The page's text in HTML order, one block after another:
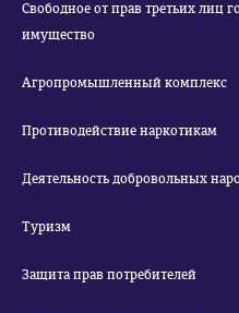
Свободное от прав третьих лиц
имущество
Агропромышленный комплекс
Противодействие наркотикам
Деятельность добровольных
Туризм
Защита прав потребителей